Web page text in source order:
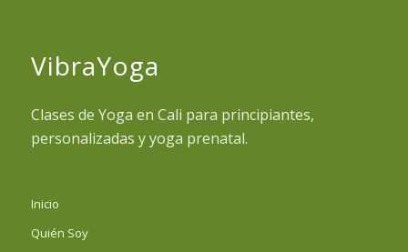
VibraYoga
Clases de Yoga en Cali para principiantes,
personalizadas y yoga prenatal.
Inicio
Quién Soy